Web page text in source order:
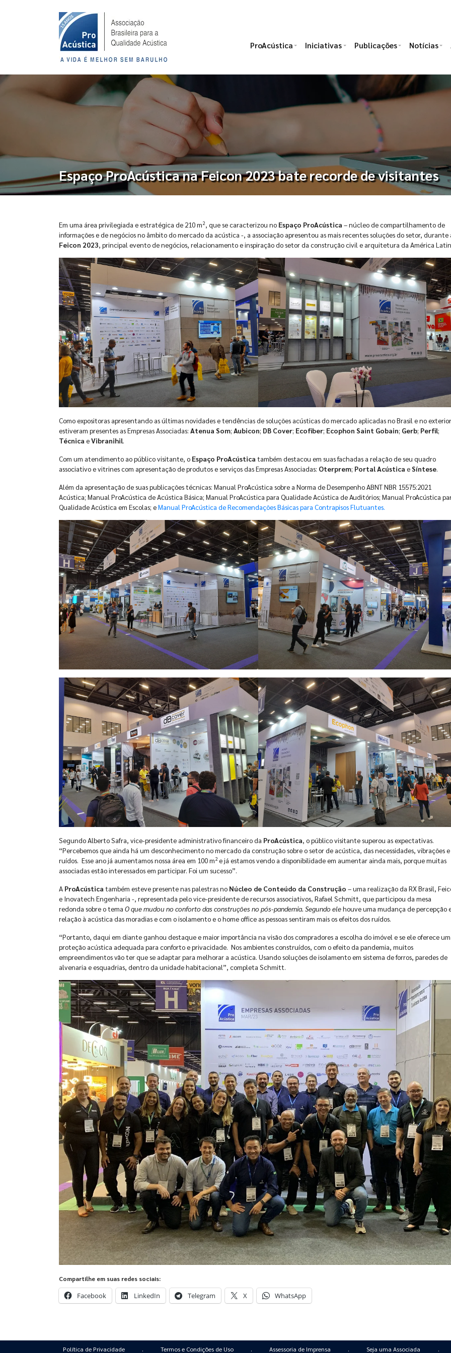
ProAcústica Iniciativas Publicações Notícias
Espaço ProAcústica na Feicon 2023 bate recorde de visitantes
Em uma área privilegiada e estratégica de 210 m2, que se caracterizou no Espaço ProAcústica – núcleo de compartilhamento de
informações e de negócios no âmbito do mercado da acústica -, a associação apresentou as mais recentes soluções do setor, durante
Feicon 2023, principal evento de negócios, relacionamento e inspiração do setor da construção civil e arquitetura da América
Como expositoras apresentando as últimas novidades e tendências de soluções acústicas do mercado aplicadas no Brasil e no
estiveram presentes as Empresas Associadas: Atenua Som; Aubicon; DB Cover; Ecofiber; Ecophon Saint Gobain; Gerb; Perfil;
Técnica eVibranihil.
Com um atendimento ao público visitante, o Espaço ProAcústica também destacou em suas fachadas a relação de seu quadro
associativo e vitrines com apresentação de produtos e serviços das Empresas Associadas: Oterprem; Portal Acústica eSíntese.
Além da apresentação de suas publicações técnicas: Manual ProAcústica sobre a Norma de Desempenho ABNT NBR 15575:2021
Acústica; Manual ProAcústica de Acústica Básica; Manual ProAcústica para Qualidade Acústica de Auditórios; Manual ProAcústica
Qualidade Acústica em Escolas; eManual ProAcústica de Recomendações Básicas para Contrapisos Flutuantes.
Segundo Alberto Safra, vice-presidente administrativo financeiro da ProAcústica, o público visitante superou as expectativas.
“Percebemos que ainda há um desconhecimento no mercado da construção sobre o setor de acústica, das necessidades, vibrações e
ruídos. Esse ano já aumentamos nossa área em 100 m2 e já estamos vendo a disponibilidade em aumentar ainda mais, porque muitas
associadas estão interessados em participar. Foi um sucesso”.
A ProAcústica também esteve presente nas palestras no Núcleo de Conteúdo da Construção – uma realização da RX Brasil,
e Inovatech Engenharia -, representada pelo vice-presidente de recursos associativos, Rafael Schmitt, que participou da mesa
redonda sobre o tema O que mudou no conforto das construções no pós-pandemia. Segundo elehouve uma mudança de percepção
relação à acústica das moradias e com o isolamento e o home office as pessoas sentiram mais os efeitos dos ruídos.
“Portanto, daqui em diante ganhou destaque e maior importância na visão dos compradores a escolha do imóvel e se ele oferece
proteção acústica adequada para conforto e privacidade. Nos ambientes construídos, com o efeito da pandemia, muitos
empreendimentos vão ter que se adaptar para melhorar a acústica. Usando soluções de isolamento em sistema de forros, paredes de
alvenaria e esquadrias, dentro da unidade habitacional”, completa Schmitt.
Compartilhe em suas redes sociais:
Facebook LinkedIn Telegram X WhatsApp
Política de Privacidade . Termos e Condições de Uso . Assessoria de Imprensa . Seja uma Associada .